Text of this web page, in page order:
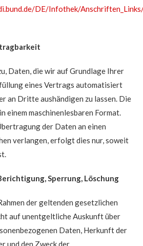
DE/Infothek/
Daten, die wir auf Grundlage Ihrer
eines Vertrags automatisiert
an Dritte aushändigen zu lassen. Die
maschinenlesbaren Format.
der Daten an einen
verlangen, erfolgt dies nur, soweit
Sperrung, Löschung
der geltenden gesetzlichen
auf unentgeltliche Auskunft über
Daten, Herkunft der
und den Zweck der